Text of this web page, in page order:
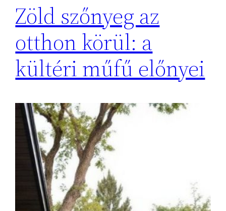
Zöld szőnyeg az
otthon körül: a
kültéri műfű előnyei